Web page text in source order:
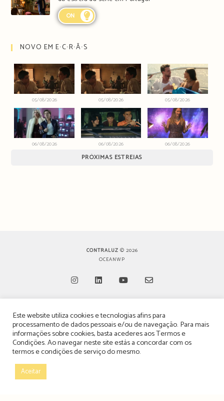
ON
NOVO EM E∙C∙R∙Ã∙S
05/08/2026 05/08/2026 05/08/2026
06/08/2026 06/08/2026 06/08/2026
PRÓXIMAS ESTREIAS
CONTRALUZ © 2026
OCEANWP
in
a
new
in
a
new
tab
in
a
new
in
a
new
TERMOS, CONDIÇÕES & POLÍTICA DE PRIVACIDADE
ESTATUTO EDITORIAL
POLÍTICA DE PUBLICIDADE E ANÚNCIOS
Este website utiliza cookies e tecnologias afins para
processamento de dados pessoais e/ou de navegação. Para mais
informações sobre cookies, basta acederes aosTermos e
Condições. Ao navegar neste site estás a concordar com os
termos e condições de serviço do mesmo.
Aceitar